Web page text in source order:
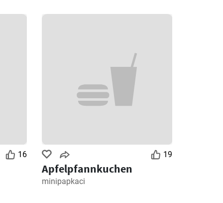
16 19
Apfelpfannkuchen
minipapkaci